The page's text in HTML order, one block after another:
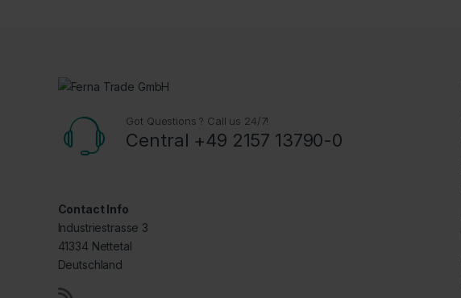
Got Questions ? Call us 24/7!
Central +49 2157 13790-0
Contact Info
Industriestrasse 3
41334 Nettetal
Deutschland